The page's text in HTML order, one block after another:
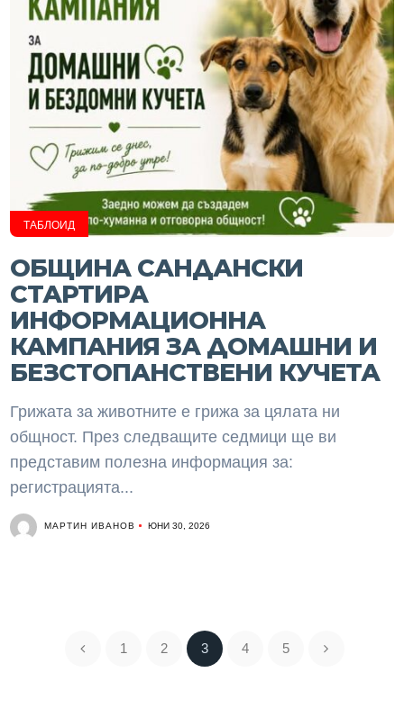
ТАБЛОИД
ОБЩИНА САНДАНСКИ
СТАРТИРА
ИНФОРМАЦИОННА
КАМПАНИЯ ЗА ДОМАШНИ И
БЕЗСТОПАНСТВЕНИ КУЧЕТА
Грижата за животните е грижа за цялата ни
общност. През следващите седмици ще ви
представим полезна информация за:
регистрацията...
МАРТИН ИВАНОВ ЮНИ 30, 2026
1 2 3 4 5